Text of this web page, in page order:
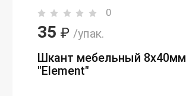
0
35 ₽ /упак.
Шкант мебельный 8х40мм
"Element"